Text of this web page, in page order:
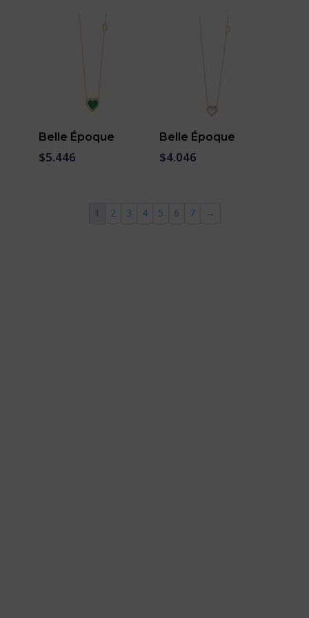
Belle Époque
$5.446
Belle Époque
$4.046
1 2 3 4 5 6 7 →